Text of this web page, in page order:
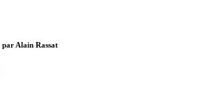
par Alain Rassat